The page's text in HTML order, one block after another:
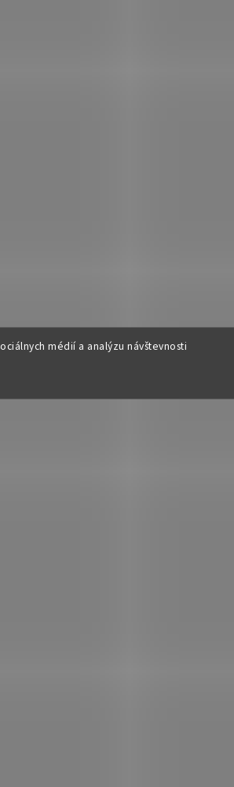
médií a analýzu návštevnosti